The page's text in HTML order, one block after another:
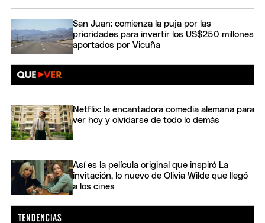
San Juan: comienza la puja por las
prioridades para invertir los US$250 millones
aportados por Vicuña
Netflix: la encantadora comedia alemana para
ver hoy y olvidarse de todo lo demás
Así es la película original que inspiró La
invitación, lo nuevo de Olivia Wilde que llegó
a los cines